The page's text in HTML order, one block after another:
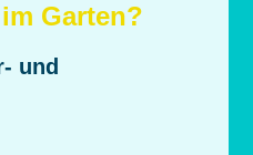
Garten?
und